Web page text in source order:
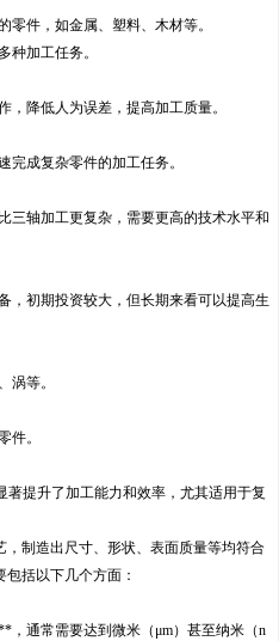
件，如金属、塑料、木材等。
种加工任务。
降低人为误差，提高加工质量。
完成复杂零件的加工任务。
三轴加工更复杂，需要更高的技术水平和
，初期投资较大，但长期来看可以提高生
涡等。
件。
著提升了加工能力和效率，尤其适用于复
制造出尺寸、形状、表面质量等均符合
括以下几个方面：
通常需要达到微米（μm）甚至纳米（n